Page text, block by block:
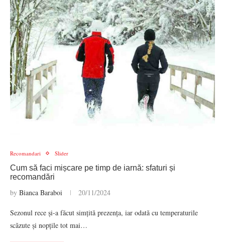
Recomandari Slider
Cum să faci mișcare pe timp de iarnă: sfaturi și
recomandări
by Bianca Baraboi 20/11/2024
Sezonul rece și-a făcut simțită prezența, iar odată cu temperaturile
scăzute și nopțile tot mai…